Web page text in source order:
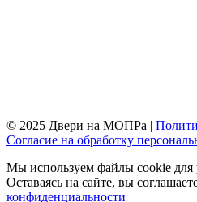
© 2025 Двери на МОПРа |
Согласие на обработку
Мы используем файлы cookie для
Оставаясь на сайте, вы
конфиденциальности